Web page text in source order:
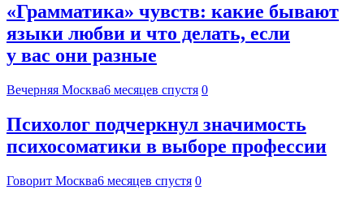
«Грамматика» чувств: какие бывают
языки любви и что делать, если
у вас они разные
Вечерняя Москва6 месяцев спустя 0
Психолог подчеркнул значимость
психосоматики в выборе профессии
Говорит Москва6 месяцев спустя 0